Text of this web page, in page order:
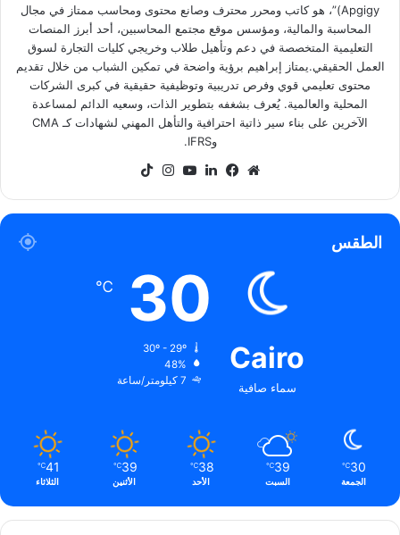
Apgigy)”، هو كاتب ومحرر محترف وصانع محتوى ومحاسب ممتاز في مجال
المحاسبة والمالية، ومؤسس موقع مجتمع المحاسبين، أحد أبرز المنصات
التعليمية المتخصصة في دعم وتأهيل طلاب وخريجي كليات التجارة لسوق
العمل الحقيقي.يمتاز إبراهيم برؤية واضحة في تمكين الشباب من خلال تقديم
محتوى تعليمي قوي وفرص تدريبية وتوظيفية حقيقية في كبرى الشركات
المحلية والعالمية. يُعرف بشغفه بتطوير الذات، وسعيه الدائم لمساعدة
الآخرين على بناء سير ذاتية احترافية والتأهل المهني لشهادات كـ CMA
وIFRS.
موقعفيسبوكلينكدإن‫YouTube
انستقرام
الطقس
Cairo
سماء صافية
30
℃
48%
7 كيلومتر/ساعة
30
℃
الجمعة
39
℃
السبت
38
℃
الأحد
39
℃
الأثنين
41
℃
الثلاثاء